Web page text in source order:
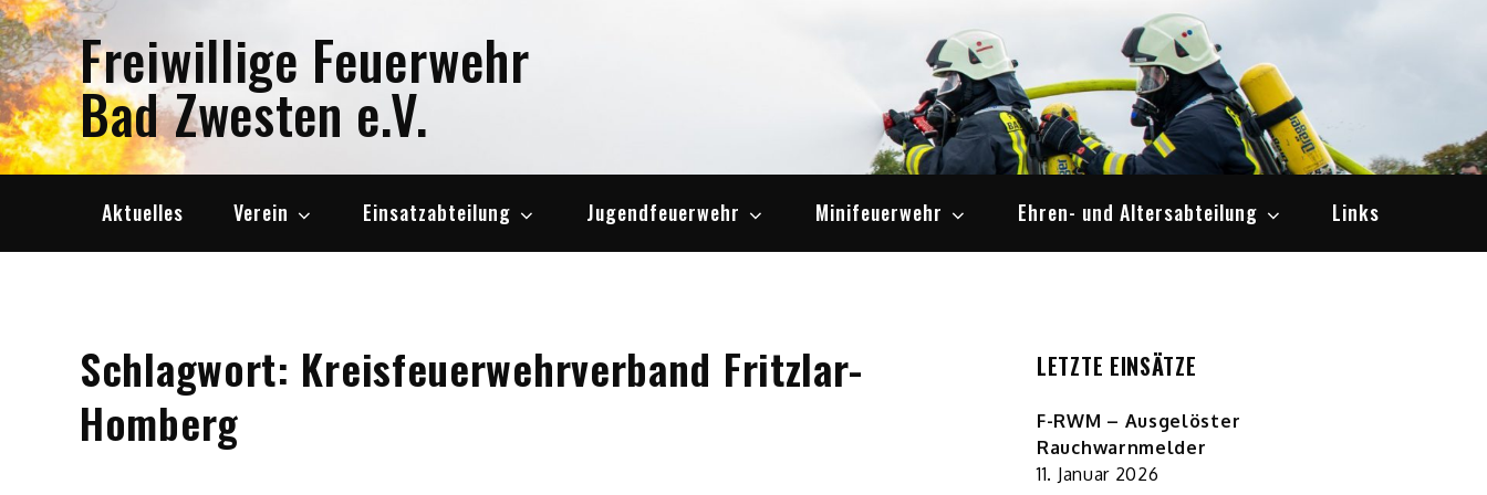
Skip
to
content Freiwillige Feuerwehr
Bad Zwesten e.V.
Aktuelles Verein Einsatzabteilung Jugendfeuerwehr Minifeuerwehr Ehren- und Altersabteilung Links
Schlagwort: Kreisfeuerwehrverband Fritzlar-
Homberg
LETZTE EINSÄTZE
F-RWM – Ausgelöster
Rauchwarnmelder
11. Januar 2026